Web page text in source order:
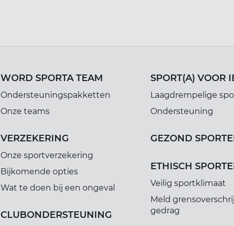
WORD SPORTA TEAM
Ondersteuningspakketten
Onze teams
VERZEKERING
Onze sportverzekering
Bijkomende opties
Wat te doen bij een ongeval
CLUBONDERSTEUNING
SPORT(A) VOOR
Laagdrempelige
Ondersteuning
GEZOND
ETHISCH
Veilig sportklimaat
Meld
gedrag